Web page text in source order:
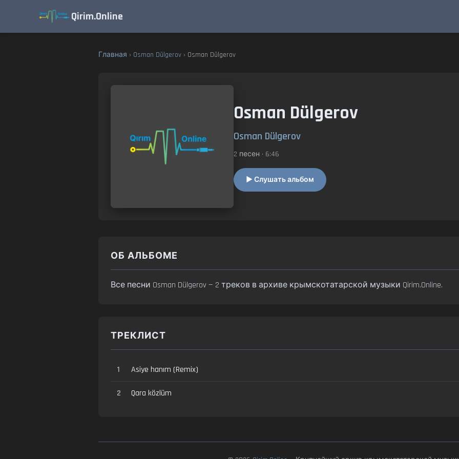
Qirim.Online
Главная › Osman Dülgerov › Osman Dülgerov
Osman Dülgerov
Osman Dülgerov
2 песен • 6:46
▶ Слушать альбом
ОБ АЛЬБОМЕ
Все песни Osman Dülgerov — 2 треков в архиве крымскотатарской музыки Qirim.Online.
ТРЕКЛИСТ
1 Asiye hanım (Remix)
2 Qara közlüm